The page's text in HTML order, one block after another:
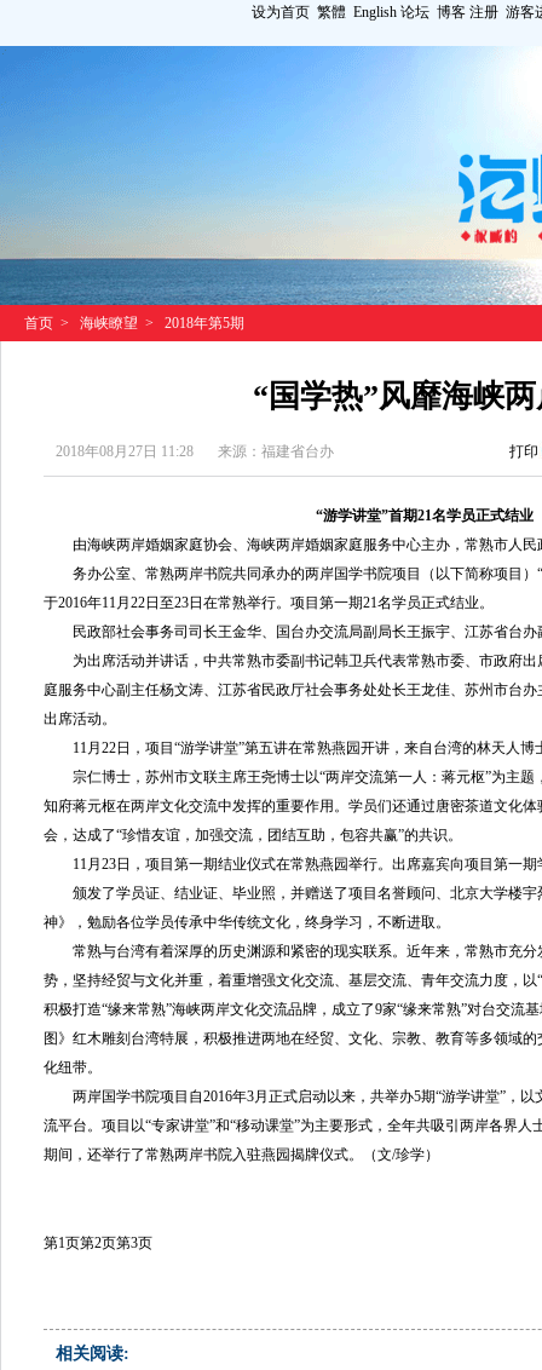
设为首页 繁體 English 论坛 博客 注册 游客
首页 > 海峡瞭望 > 2018年第5期
“国学热”风靡海峡
2018年08月27日 11:28 来源：福建省台办 打印
“游学讲堂”首期21名学员正式结业
由海峡两岸婚姻家庭协会、海峡两岸婚姻家庭服务中心主办，常熟市人民
务办公室、常熟两岸书院共同承办的两岸国学书院项目（以下简称项目）
于2016年11月22日至23日在常熟举行。项目第一期21名学员正式结业。
民政部社会事务司司长王金华、国台办交流局副局长王振宇、江苏省台办
为出席活动并讲话，中共常熟市委副书记韩卫兵代表常熟市委、市政府出
庭服务中心副主任杨文涛、江苏省民政厅社会事务处处长王龙佳、苏州市台
出席活动。
11月22日，项目“游学讲堂”第五讲在常熟燕园开讲，来自台湾的林天人博
宗仁博士，苏州市文联主席王尧博士以“两岸交流第一人：蒋元枢”为主
知府蒋元枢在两岸文化交流中发挥的重要作用。学员们还通过唐密茶道文化
会，达成了“珍惜友谊，加强交流，团结互助，包容共赢”的共识。
11月23日，项目第一期结业仪式在常熟燕园举行。出席嘉宾向项目第一期
颁发了学员证、结业证、毕业照，并赠送了项目名誉顾问、北京大学楼宇
神》，勉励各位学员传承中华传统文化，终身学习，不断进取。
常熟与台湾有着深厚的历史渊源和紧密的现实联系。近年来，常熟市充分
势，坚持经贸与文化并重，着重增强文化交流、基层交流、青年交流力度，
积极打造“缘来常熟”海峡两岸文化交流品牌，成立了9家“缘来常熟”对台交流
图》红木雕刻台湾特展，积极推进两地在经贸、文化、宗教、教育等多领域
化纽带。
两岸国学书院项目自2016年3月正式启动以来，共举办5期“游学讲堂”，以
流平台。项目以“专家讲堂”和“移动课堂”为主要形式，全年共吸引两岸各界人
期间，还举行了常熟两岸书院入驻燕园揭牌仪式。（文/珍学）
第1页第2页第3页
相关阅读: